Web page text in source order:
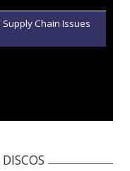
Chain Issues